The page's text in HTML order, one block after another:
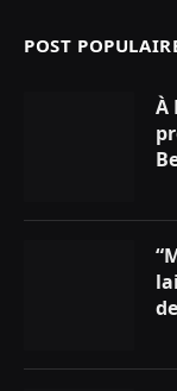
POST
À